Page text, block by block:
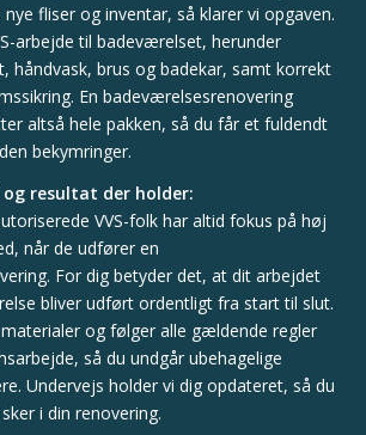
fliser og inventar, så klarer vi opgaven.
arbejde til badeværelset, herunder
håndvask, brus og badekar, samt korrekt
En badeværelsesrenovering
altså hele pakken, så du får et fuldendt
bekymringer.
resultat der holder:
VVS-folk har altid fokus på høj
når de udfører en
For dig betyder det, at dit arbejdet
bliver udført ordentligt fra start til slut.
og følger alle gældende regler
så du undgår ubehagelige
Undervejs holder vi dig opdateret, så du
i din renovering.